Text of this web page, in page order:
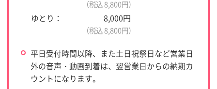
（税込 8,800円）
ゆとり： 8,000円
（税込 8,800円）
平日受付時間以降、また土日祝祭日など営業日
外の音声・動画到着は、翌営業日からの納期カ
ウントになります。